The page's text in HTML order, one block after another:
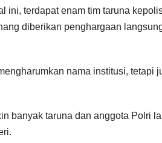
ini, terdapat enam tim taruna
diberikan penghargaan
nama institusi, tetapi
banyak taruna dan anggota Polri